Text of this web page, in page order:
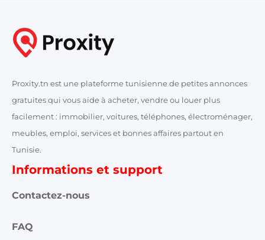
Proxity.tn est une plateforme tunisienne de petites annonces
gratuites qui vous aide à acheter, vendre ou louer plus
facilement : immobilier, voitures, téléphones, électroménager,
meubles, emploi, services et bonnes affaires partout en
Tunisie.
Informations et support
Contactez-nous
FAQ